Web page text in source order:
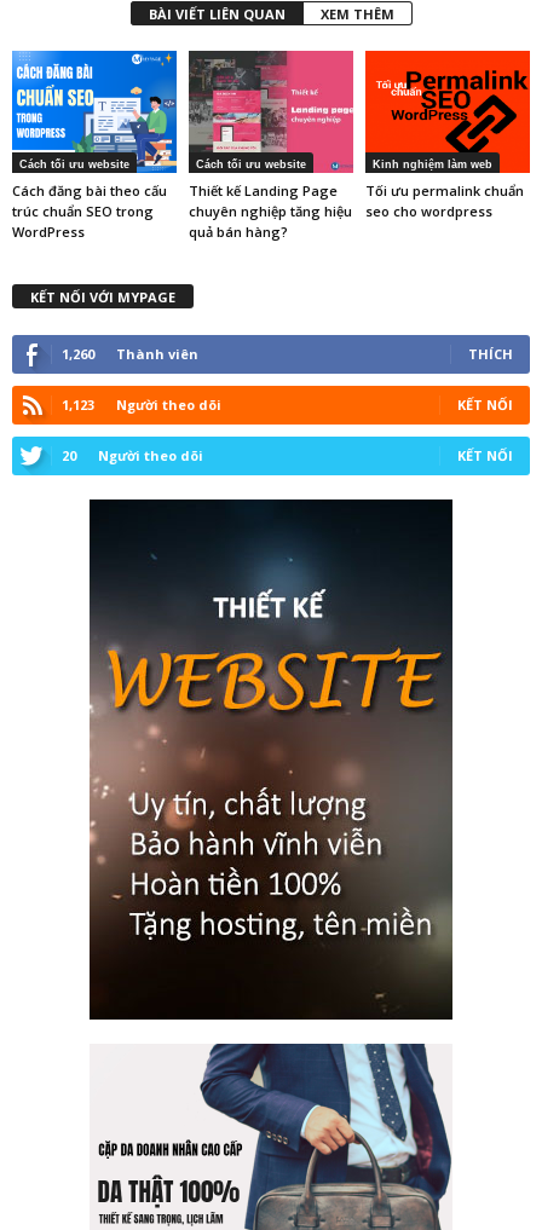
BÀI VIẾT LIÊN QUAN XEM THÊM
Cách tối ưu website
Cách đăng bài theo cấu
trúc chuẩn SEO trong
WordPress
Cách tối ưu website
Thiết kế Landing Page
chuyên nghiệp tăng hiệu
quả bán hàng?
Kinh nghiệm làm web
Tối ưu permalink chuẩn
seo cho wordpress
KẾT NỐI VỚI MYPAGE
1,260 Thành viên THÍCH
1,123 Người theo dõi KẾT NỐI
20 Người theo dõi KẾT NỐI